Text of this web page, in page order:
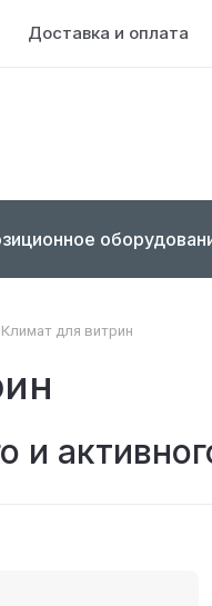
Доставка и оплата
Климат для витрин
и